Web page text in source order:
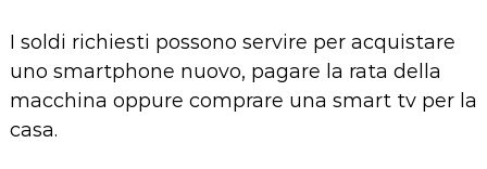
I soldi richiesti possono servire per acquistare
uno smartphone nuovo, pagare la rata della
macchina oppure comprare una smart tv per la
casa.